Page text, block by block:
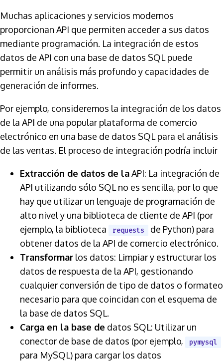
Muchas aplicaciones y servicios modernos
proporcionan API que permiten acceder a sus datos
mediante programación. La integración de estos
datos de API con una base de datos SQL puede
permitir un análisis más profundo y capacidades de
generación de informes.
Por ejemplo, consideremos la integración de los datos
de la API de una popular plataforma de comercio
electrónico en una base de datos SQL para el análisis
de las ventas. El proceso de integración podría incluir
Extracción de datos de laAPI: La integración de
API utilizando sólo SQL no es sencilla, por lo que
hay que utilizar un lenguaje de programación de
alto nivel y una biblioteca de cliente de API (por
ejemplo, la biblioteca
requests
de Python) para
obtener datos de la API de comercio electrónico.
Transformar los datos: Limpiar y estructurar los
datos de respuesta de la API, gestionando
cualquier conversión de tipo de datos o formateo
necesario para que coincidan con el esquema de
la base de datos SQL.
Carga en la base de datos SQL: Utilizar un
conector de base de datos (por ejemplo,
pymysql
para MySQL) para cargar los datos